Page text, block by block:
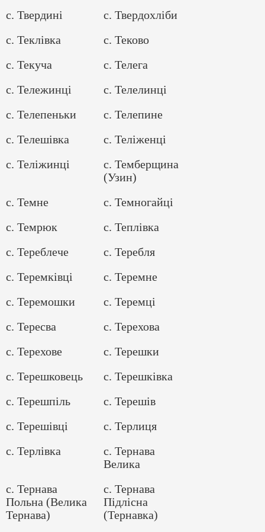
с. Твердині
с. Твердохліби
с. Теклівка
с. Теково
с. Текуча
с. Телега
с. Тележинці
с. Телелинці
с. Телепеньки
с. Телепине
с. Телешівка
с. Теліженці
с. Теліжинці
с. Темберщина
(Узин)
с. Темне
с. Темногайці
с. Темрюк
с. Теплівка
с. Тереблече
с. Теребля
с. Теремківці
с. Теремне
с. Теремошки
с. Теремці
с. Тересва
с. Терехова
с. Терехове
с. Терешки
с. Терешковець
с. Терешківка
с. Терешпіль
с. Терешів
с. Терешівці
с. Терлиця
с. Терлівка
с. Тернава
Велика
с. Тернава
Польна (Велика
Тернава)
с. Тернава
Підлісна
(Тернавка)